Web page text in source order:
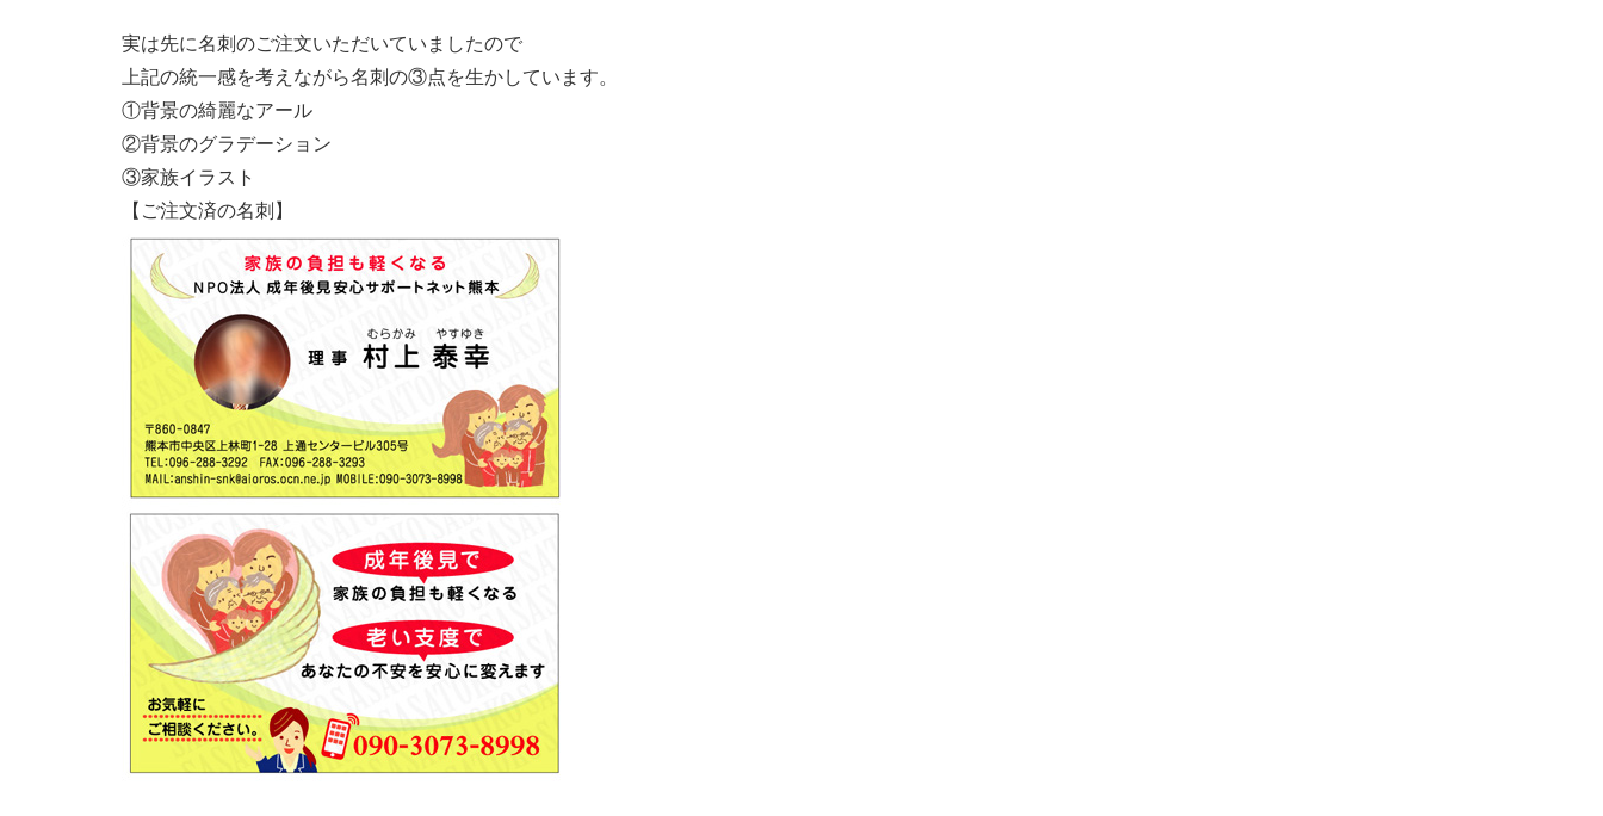
実は先に名刺のご注文いただいていましたので
上記の統一感を考えながら名刺の③点を生かしています。
①背景の綺麗なアール
②背景のグラデーション
③家族イラスト
【ご注文済の名刺】